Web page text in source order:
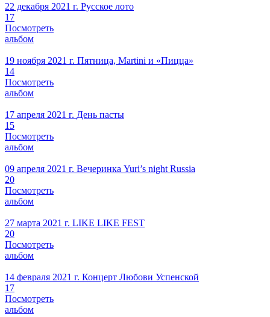
22 декабря 2021 г. Русское лото
17
Посмотреть
альбом
19 ноября 2021 г. Пятница, Martini и «Пицца»
14
Посмотреть
альбом
17 апреля 2021 г. День пасты
15
Посмотреть
альбом
09 апреля 2021 г. Вечеринка Yuri’s night Russia
20
Посмотреть
альбом
27 марта 2021 г. LIKE LIKE FEST
20
Посмотреть
альбом
14 февраля 2021 г. Концерт Любови Успенской
17
Посмотреть
альбом